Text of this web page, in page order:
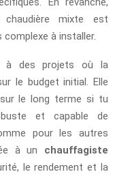
mixte est
complexe à installer.
à des projets où la
le budget initial. Elle
le long terme si tu
et capable de
pour les autres
à un chauffagiste
le rendement et la